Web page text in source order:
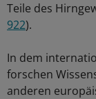
Teile des
922).
In dem
forschen
anderen